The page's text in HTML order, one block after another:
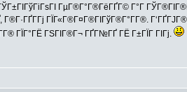
ГµГ®Г°Г®ГёГҐГ© Г°Г
ГЇГ«Г®Г¤Г®ГІГўГ®Г°Г­Г®.
ГЇГ°ГЁ ГЅГІГ®Г¬ ГҐГ№ГҐ ГЁ Г±ГЇГ ГІГј.